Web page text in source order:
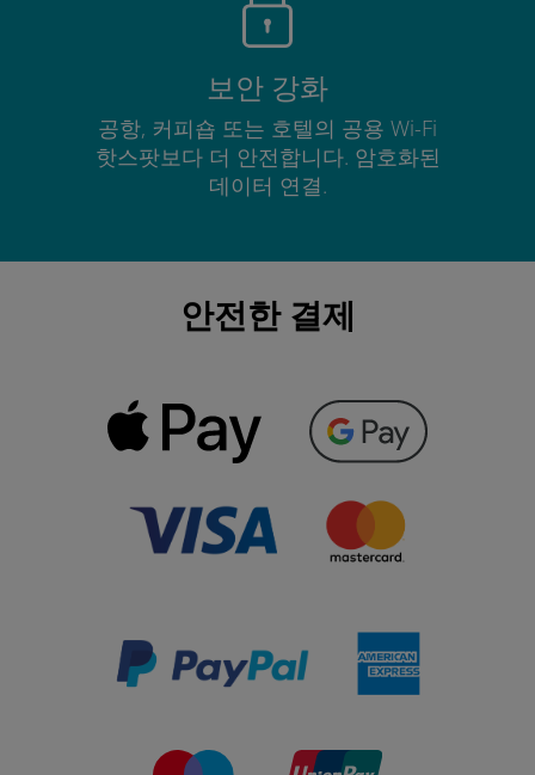
보안 강화
공항, 커피숍 또는 호텔의 공용 Wi-Fi
핫스팟보다 더 안전합니다. 암호화된
데이터 연결.
안전한 결제